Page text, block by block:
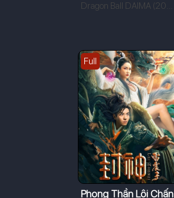
Dragon Ball DAIMA (2024)
Full
Phong Thần Lôi Chấn